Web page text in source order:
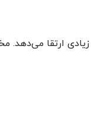
حد زیادی ارتقا